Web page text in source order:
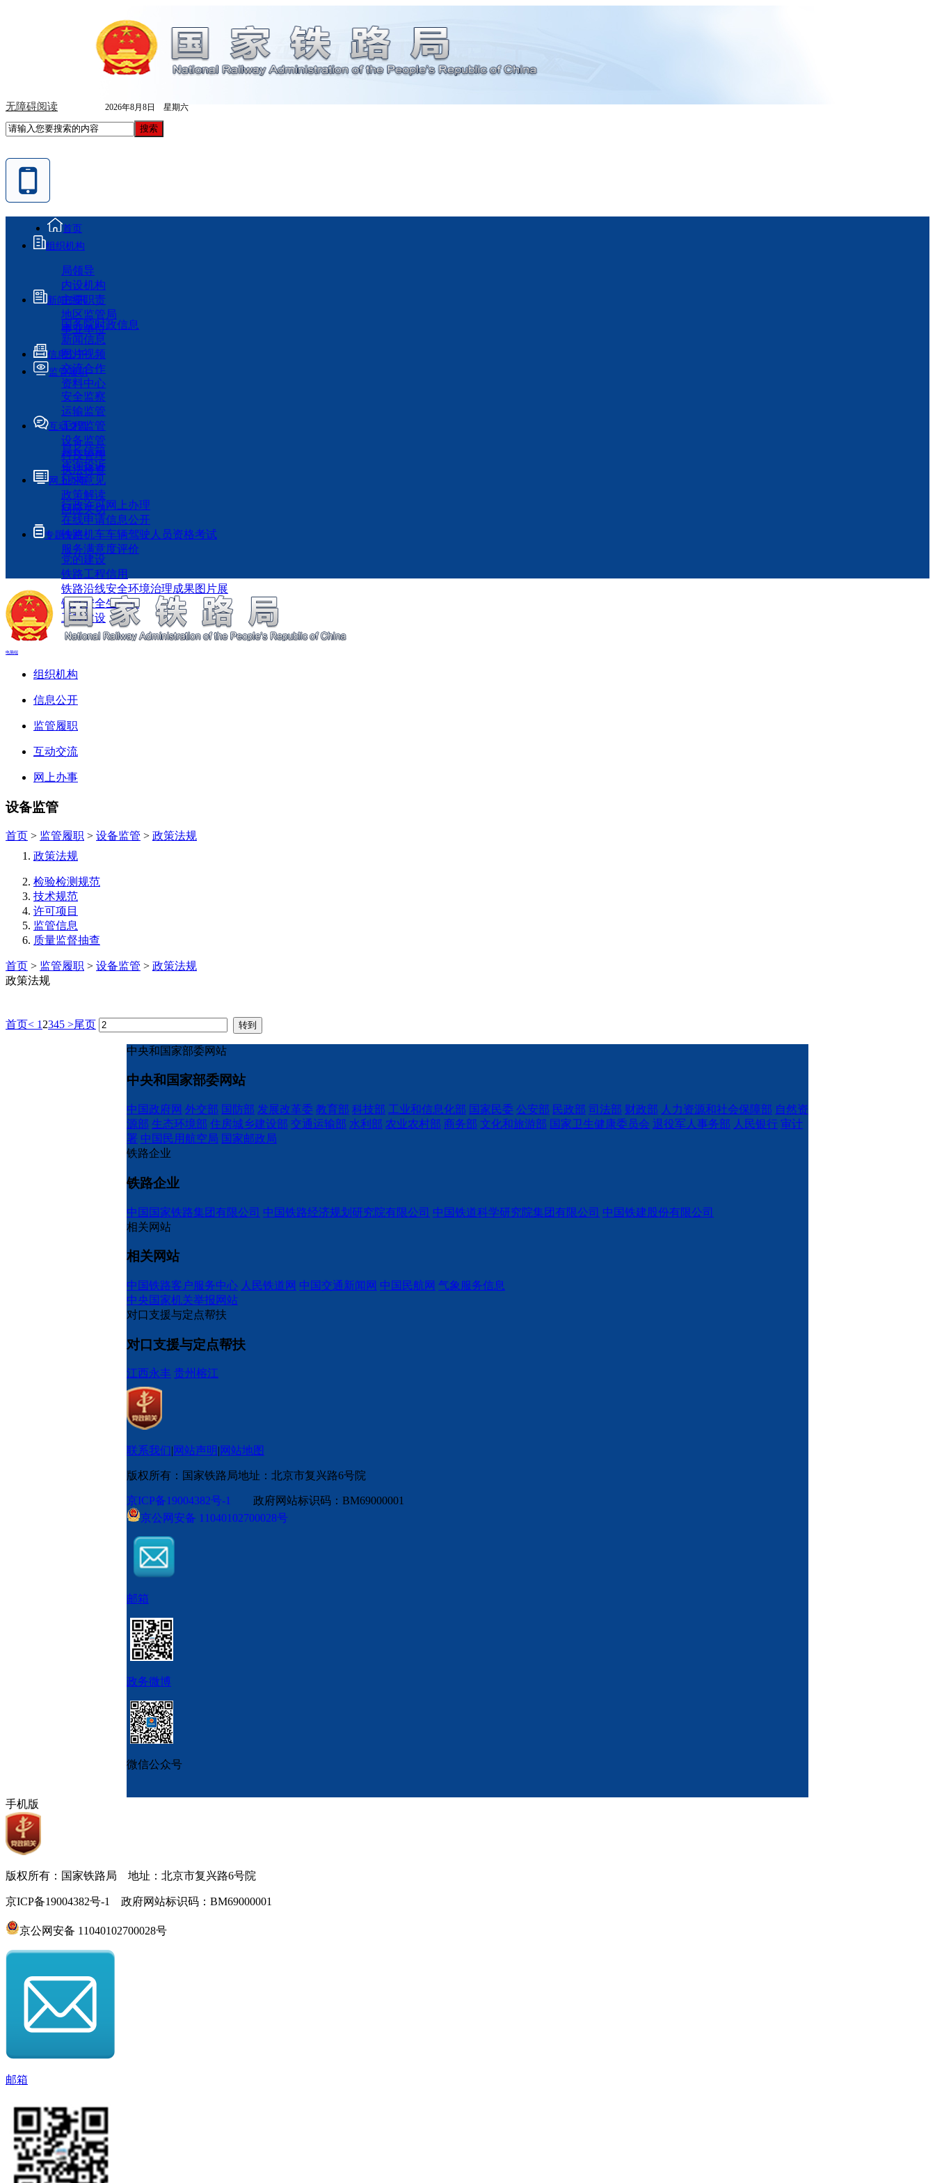
无障碍阅读 2026年8月8日 星期六
首页
组织机构
局领导
内设机构
主要职责
地区监管局
事业单位
新闻资讯
国务院时政信息
新闻信息
图片视频
交流合作
资料中心
信息公开
监管履职
安全监察
运输监管
工程监管
设备监管
科技管理
执法检查
互动交流
局长信箱
咨询投诉
征求意见
政策解读
回应关切
网上办事
行政许可网上办理
在线申请信息公开
铁路机车车辆驾驶人员资格考试
服务满意度评价
专题专栏
党的建设
铁路工程信用
铁路沿线安全环境治理成果图片展
铁路安全生产月
工程建设
电脑端
组织机构
信息公开
监管履职
互动交流
网上办事
设备监管
首页 > 监管履职 > 设备监管 > 政策法规
政策法规
检验检测规范
技术规范
许可项目
监管信息
质量监督抽查
首页 > 监管履职 > 设备监管 > 政策法规
政策法规
首页< 1 2345 >尾页
中央和国家部委网站
中央和国家部委网站
中国政府网 外交部 国防部 发展改革委 教育部 科技部 工业和信息化部 国家民委 公安部 民政部 司法部 财政部 人力资源和社会保障部 自然资
源部 生态环境部 住房城乡建设部 交通运输部 水利部 农业农村部 商务部 文化和旅游部 国家卫生健康委员会 退役军人事务部 人民银行 审计
署 中国民用航空局 国家邮政局
铁路企业
铁路企业
中国国家铁路集团有限公司 中国铁路经济规划研究院有限公司 中国铁道科学研究院集团有限公司 中国铁建股份有限公司
相关网站
相关网站
中国铁路客户服务中心 人民铁道网 中国交通新闻网 中国民航网 气象服务信息
中央国家机关举报网站
对口支援与定点帮扶
对口支援与定点帮扶
江西永丰 贵州榕江
联系我们 网站声明 网站地图
版权所有：国家铁路局地址：北京市复兴路6号院
京ICP备19004382号-1 政府网站标识码：BM69000001
京公网安备 11040102700028号
邮箱
政务微博
微信公众号
手机版
版权所有：国家铁路局 地址：北京市复兴路6号院
京ICP备19004382号-1 政府网站标识码：BM69000001
京公网安备 11040102700028号
邮箱